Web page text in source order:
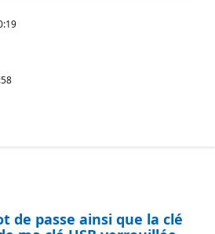
de passe ainsi que la clé